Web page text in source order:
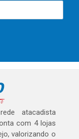
atacadista
com 4 lojas
valorizando o